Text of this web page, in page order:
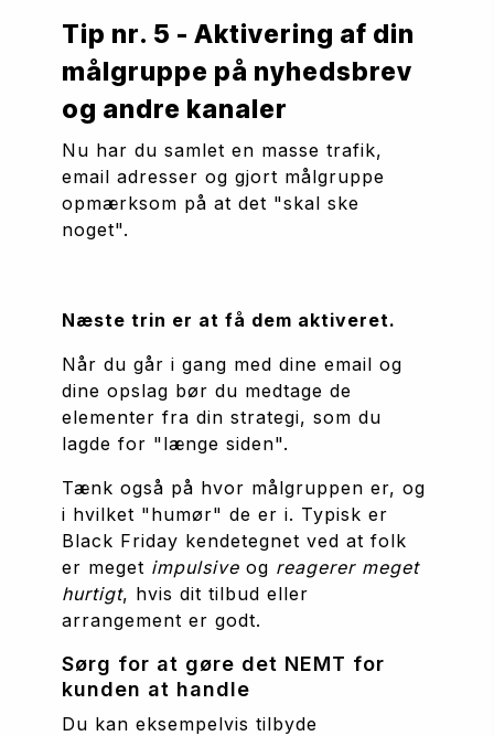
Tip nr. 5 - Aktivering af din
målgruppe på nyhedsbrev
og andre kanaler
Nu har du samlet en masse trafik,
email adresser og gjort målgruppe
opmærksom på at det "skal ske
noget".
Næste trin er at få dem aktiveret.
Når du går i gang med dine email og
dine opslag bør du medtage de
elementer fra din strategi, som du
lagde for "længe siden".
Tænk også på hvor målgruppen er, og
i hvilket "humør" de er i. Typisk er
Black Friday kendetegnet ved at folk
er meget impulsive og reagerer meget
hurtigt, hvis dit tilbud eller
arrangement er godt.
Sørg for at gøre det NEMT for
kunden at handle
Du kan eksempelvis tilbyde